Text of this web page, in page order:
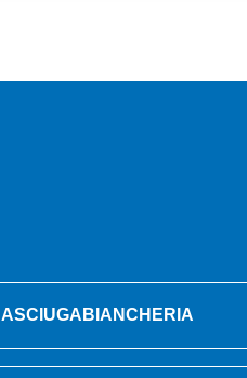
ASCIUGABIANCHERIA